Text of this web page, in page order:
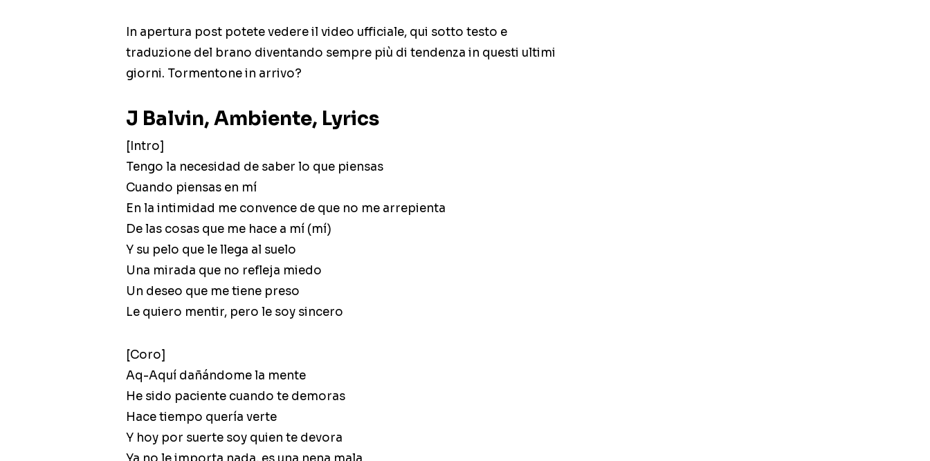
In apertura post potete vedere il video ufficiale, qui sotto testo e
traduzione del brano diventando sempre più di tendenza in questi ultimi
giorni. Tormentone in arrivo?
J Balvin, Ambiente, Lyrics
[Intro]
Tengo la necesidad de saber lo que piensas
Cuando piensas en mí
En la intimidad me convence de que no me arrepienta
De las cosas que me hace a mí (mí)
Y su pelo que le llega al suelo
Una mirada que no refleja miedo
Un deseo que me tiene preso
Le quiero mentir, pero le soy sincero
[Coro]
Aq-Aquí dañándome la mente
He sido paciente cuando te demoras
Hace tiempo quería verte
Y hoy por suerte soy quien te devora